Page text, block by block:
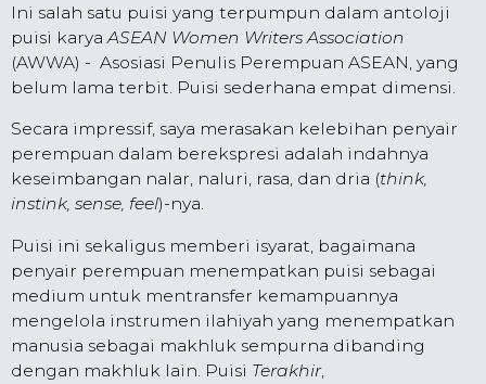
Ini salah satu puisi yang terpumpun dalam antoloji
puisi karyaASEAN Women Writers Association
(AWWA) - Asosiasi Penulis Perempuan ASEAN, yang
belum lama terbit. Puisi sederhana empat dimensi.
Secara impressif, saya merasakan kelebihan penyair
perempuan dalam berekspresi adalah indahnya
keseimbangan nalar, naluri, rasa, dan dria (think,
instink, sense, feel)-nya.
Puisi ini sekaligus memberi isyarat, bagaimana
penyair perempuan menempatkan puisi sebagai
medium untuk mentransfer kemampuannya
mengelola instrumen ilahiyah yang menempatkan
manusia sebagai makhluk sempurna dibanding
dengan makhluk lain. Puisi Terakhir,